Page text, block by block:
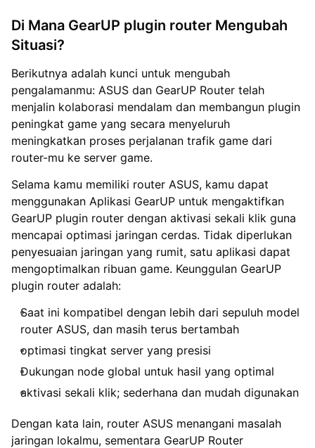
Di Mana GearUP plugin router Mengubah
Situasi?
Berikutnya adalah kunci untuk mengubah
pengalamanmu: ASUS dan GearUP Router telah
menjalin kolaborasi mendalam dan membangun plugin
peningkat game yang secara menyeluruh
meningkatkan proses perjalanan trafik game dari
router-mu ke server game.
Selama kamu memiliki router ASUS, kamu dapat
menggunakan Aplikasi GearUP untuk mengaktifkan
GearUP plugin router dengan aktivasi sekali klik guna
mencapai optimasi jaringan cerdas. Tidak diperlukan
penyesuaian jaringan yang rumit, satu aplikasi dapat
mengoptimalkan ribuan game. Keunggulan GearUP
plugin router adalah:
Saat ini kompatibel dengan lebih dari sepuluh model
router ASUS, dan masih terus bertambah
optimasi tingkat server yang presisi
Dukungan node global untuk hasil yang optimal
aktivasi sekali klik; sederhana dan mudah digunakan
Dengan kata lain, router ASUS menangani masalah
jaringan lokalmu, sementara GearUP Router